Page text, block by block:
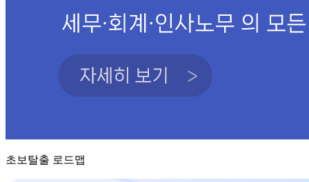
초보탈출 로드맵